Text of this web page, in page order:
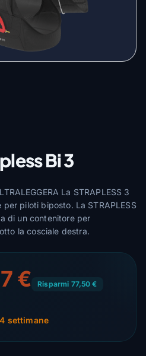
Bi 3
La STRAPLESS 3
piloti biposto. La STRAPLESS
di un contenitore per
la cosciale destra.
€ Risparmi 77,50 €
settimane